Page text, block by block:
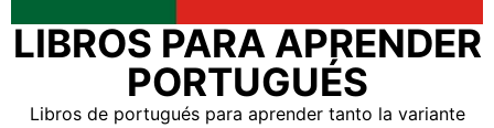
LIBROS PARA APRENDER
PORTUGUÉS
Libros de portugués para aprender tanto la variante